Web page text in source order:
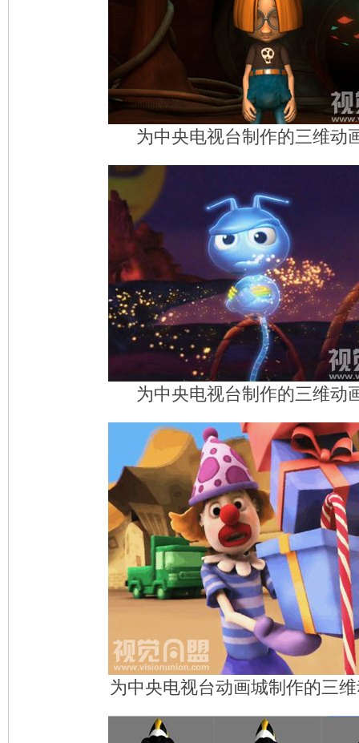
为中央电视台制作的三维动
为中央电视台制作的三维动
为中央电视台动画城制作的三